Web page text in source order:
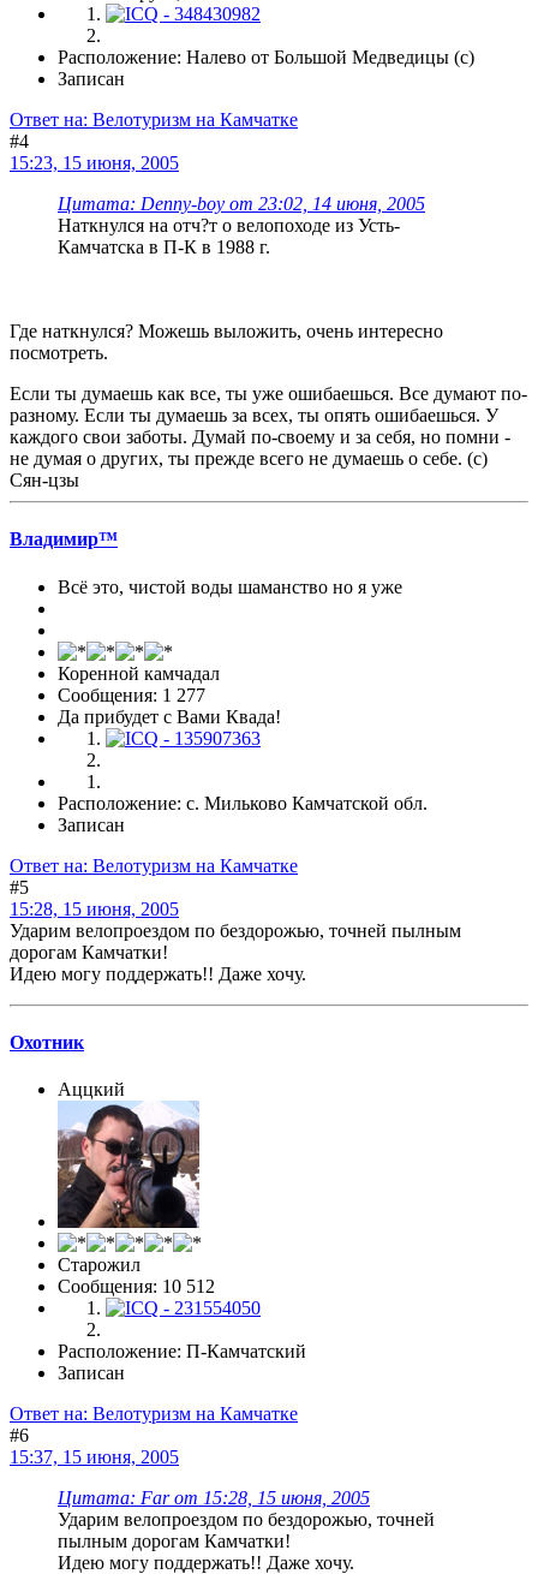
Расположение: Налево от Большой Медведицы (с)
Записан
Ответ на: Велотуризм на Камчатке
#4
15:23, 15 июня, 2005
Цитата: Denny-boy от 23:02, 14 июня, 2005
Наткнулся на отч?т о велопоходе из Усть-
Камчатска в П-К в 1988 г.
Где наткнулся? Можешь выложить, очень интересно
посмотреть.
Если ты думаешь как все, ты уже ошибаешься. Все думают по-
разному. Если ты думаешь за всех, ты опять ошибаешься. У
каждого свои заботы. Думай по-своему и за себя, но помни -
не думая о других, ты прежде всего не думаешь о себе. (с)
Сян-цзы
Владимир™
Всё это, чистой воды шаманство но я уже
Коренной камчадал
Сообщения: 1 277
Да прибудет с Вами Квада!
Расположение: с. Мильково Камчатской обл.
Записан
Ответ на: Велотуризм на Камчатке
#5
15:28, 15 июня, 2005
Ударим велопроездом по бездорожью, точней пылным
дорогам Камчатки!
Идею могу поддержать!! Даже хочу.
Охотник
Аццкий
Старожил
Сообщения: 10 512
Расположение: П-Камчатский
Записан
Ответ на: Велотуризм на Камчатке
#6
15:37, 15 июня, 2005
Цитата: Far от 15:28, 15 июня, 2005
Ударим велопроездом по бездорожью, точней
пылным дорогам Камчатки!
Идею могу поддержать!! Даже хочу.